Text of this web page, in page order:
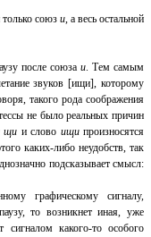
союз и, а весь остальной
после союзаи. Тем самым
звуков [ищи], которому
такого рода соображения
не было реальных причин
щи и слово ищипроизносятся
каких-либо неудобств, так
подсказывает смысл:
графическому сигналу,
паузу, то возникнет иная, уже
сигналом какого-то особого